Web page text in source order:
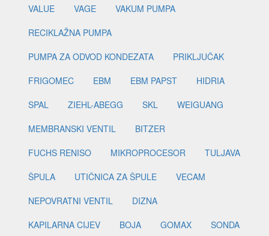
VALUE VAGE
VAKUM PUMPA
RECIKLAŽNA PUMPA
PUMPA ZA ODVOD KONDEZATA
PRIKLJUČAK
FRIGOMEC
EBM EBM PAPST
HIDRIA
SPAL
ZIEHL-ABEGG SKL
WEIGUANG
MEMBRANSKI VENTIL
BITZER
FUCHS RENISO
MIKROPROCESOR
TULJAVA
ŠPULA
UTIČNICA ZA ŠPULE
VECAM
NEPOVRATNI VENTIL
DIZNA
KAPILARNA CIJEV
BOJA GOMAX
SONDA